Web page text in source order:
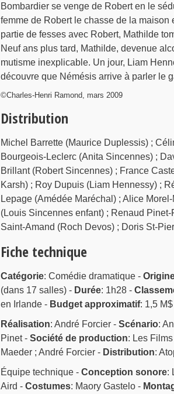
Bombardier se venge de Robert en le
femme de Robert le chasse de la
partie de fesses avec Robert, Mathilde
Neuf ans plus tard, Mathilde, devenue
mutisme inexplicable. Un jour, Liam
découvre que Némésis arrive à parler le
©Charles-Henri Ramond, mars 2009
Distribution
Michel Barrette (Maurice Duplessis) ;
Bourgeois-Leclerc (Anita Sincennes) ;
Brillant (Robert Sincennes) ; France
Karsh) ; Roy Dupuis (Liam Hennessy) ;
Lepage (Amédée Maréchal) ; Alice
(Louis Sincennes enfant) ; Renaud
Saint-Amand (Roch Devos) ; Doris St-
Fiche technique
Catégorie: Comédie dramatique -
(dans 17 salles) - Durée: 1h28 -
en Irlande - Budget approximatif: 1,5 M$
Réalisation: André Forcier - Scénario:
Pinet - Société de production: Les
Maeder ; André Forcier - Distribution:
Équipe technique - Conception sonore:
Aird - Costumes: Maory Gastelo -